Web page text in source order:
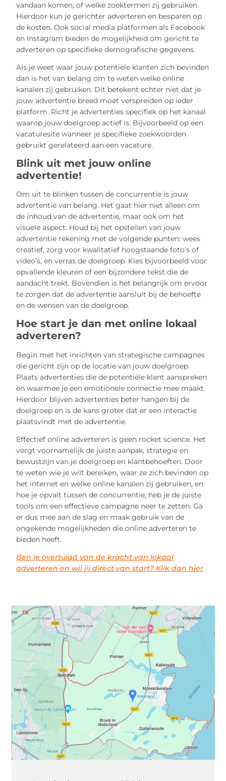
vandaan komen, of welke zoektermen zij gebruiken.
Hierdoor kun je gerichter adverteren en besparen op
de kosten. Ook social media platformen als Facebook
en Instagram bieden de mogelijkheid om gericht te
adverteren op specifieke demografische gegevens.
Als je weet waar jouw potentiële klanten zich bevinden
dan is het van belang om te weten welke online
kanalen zij gebruiken. Dit betekent echter niet dat je
jouw advertentie breed moet verspreiden op ieder
platform. Richt je advertenties specifiek op het kanaal
waarop jouw doelgroep actief is. Bijvoorbeeld op een
vacaturesite wanneer je specifieke zoekwoorden
gebruikt gerelateerd aan een vacature.
Blink uit met jouw online
advertentie!
Om uit te blinken tussen de concurrentie is jouw
advertentie van belang. Het gaat hier niet alleen om
de inhoud van de advertentie, maar ook om het
visuele aspect. Houd bij het opstellen van jouw
advertentie rekening met de volgende punten: wees
creatief, zorg voor kwalitatief hoogstaande foto’s of
video’s, en verras de doelgroep. Kies bijvoorbeeld voor
opvallende kleuren of een bijzondere tekst die de
aandacht trekt. Bovendien is het belangrijk om ervoor
te zorgen dat de advertentie aansluit bij de behoefte
en de wensen van de doelgroep.
Hoe start je dan met online lokaal
adverteren?
Begin met het inrichten van strategische campagnes
die gericht zijn op de locatie van jouw doelgroep.
Plaats advertenties die de potentiële klant aanspreken
en waarmee je een emotionele connectie mee maakt.
Hierdoor blijven advertenties beter hangen bij de
doelgroep en is de kans groter dat er een interactie
plaatsvindt met de advertentie.
Effectief online adverteren is geen rocket science. Het
vergt voornamelijk de juiste aanpak, strategie en
bewustzijn van je doelgroep en klantbehoeften. Door
te weten wie je wilt bereiken, waar ze zich bevinden op
het internet en welke online kanalen zij gebruiken, en
hoe je opvalt tussen de concurrentie, heb je de juiste
tools om een effectieve campagne neer te zetten. Ga
er dus mee aan de slag en maak gebruik van de
ongekende mogelijkheden die online adverteren te
bieden heeft.
Ben je overtuigd van de kracht van lokaal
adverteren en wil jij direct van start? Klik dan hier